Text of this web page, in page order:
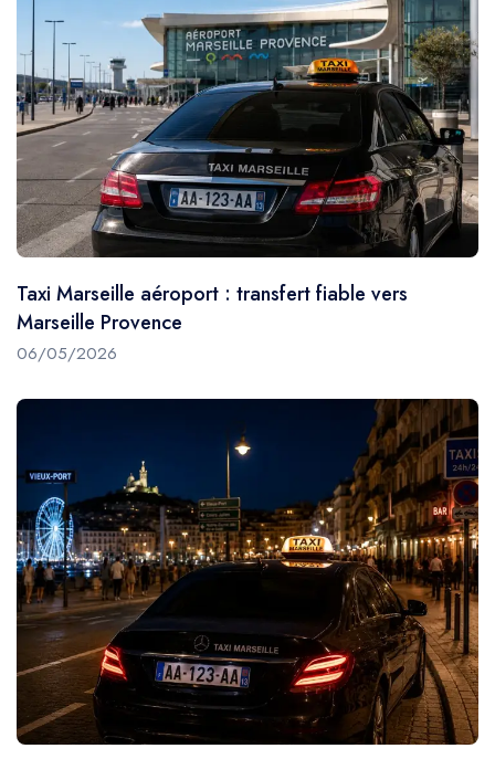
Taxi Marseille aéroport : transfert fiable vers
Marseille Provence
06/05/2026